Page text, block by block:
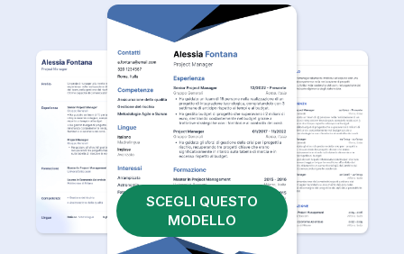
SCEGLI QUESTO
MODELLO